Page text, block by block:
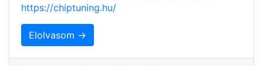
https://chiptuning.hu/
Elolvasom →